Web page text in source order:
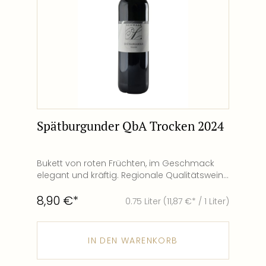
Spätburgunder QbA Trocken 2024
Bukett von roten Früchten, im Geschmack
elegant und kräftig. Regionale Qualitätsweine
Qualitätsrichtlinien für den Weinkeller
Abfüllung erfolgen im Herkunftsort.
Spätburgunder Rebsorte 2024 Jahrgang
Rheinhessen Gebiet Trocken Geschmack
QBA Qualitätsstufe 3,5 Restsüße g/L 4,8
0.75 Liter (11,87 €* / 1 Liter)
8,90 €*
IN DEN WARENKORB